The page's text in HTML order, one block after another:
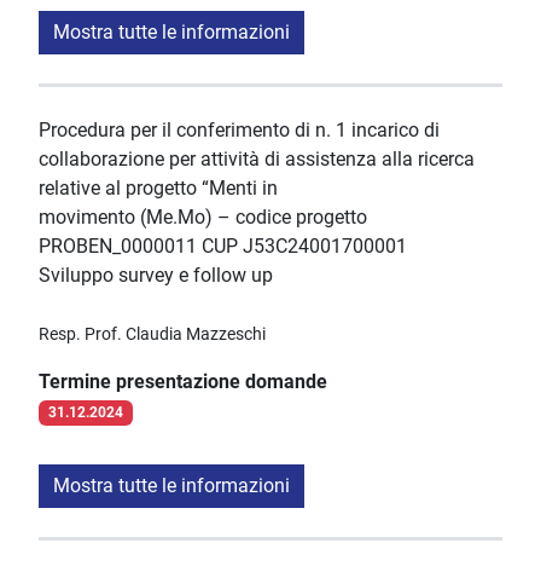
Mostra tutte le informazioni
Procedura per il conferimento di n. 1 incarico di
collaborazione per attività di assistenza alla ricerca
relative al progetto “Menti in
movimento (Me.Mo) – codice progetto
PROBEN_0000011 CUP J53C24001700001
Sviluppo survey e follow up
Resp. Prof. Claudia Mazzeschi
Termine presentazione domande
31.12.2024
Mostra tutte le informazioni